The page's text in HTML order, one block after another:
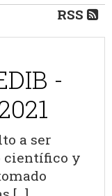
RSS
-
a ser
científico y